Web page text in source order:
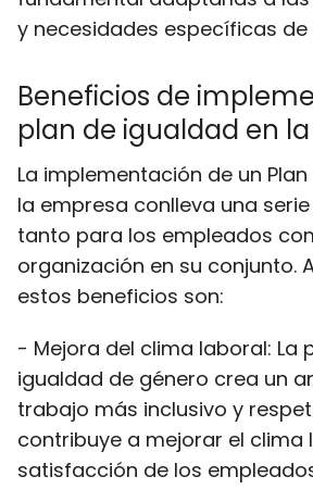
y necesidades específicas
Beneficios de
plan de igualdad en
La implementación de un
la empresa conlleva una
tanto para los empleados
organización en su conjunto.
estos beneficios son:
- Mejora del clima laboral: La
igualdad de género crea un
trabajo más inclusivo y
contribuye a mejorar el clima
satisfacción de los